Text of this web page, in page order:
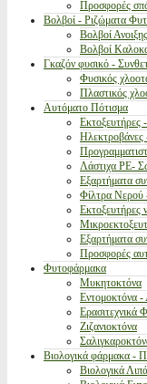
Προσφορές
Βολβοί - Ριζώματα
Βολβοί Ανοιξης
Βολβοί
Γκαζόν φυσικό -
Φυσικός
Πλαστικός
Αυτόματο Πότισμα
Εκτοξευτήρες
Ηλεκτροβάνες
Λάστιχα PE-
Εξαρτήματα
Φίλτρα Νερού
Εκτοξευτήρες
Εξαρτήματα
Προσφορές
Φυτοφάρμακα
Μυκητοκτόνα
Εντομοκτόνα
Ερασιτεχνικά
Ζιζανιοκτόνα
Βιολογικά φάρμακα -
Βιολογικά